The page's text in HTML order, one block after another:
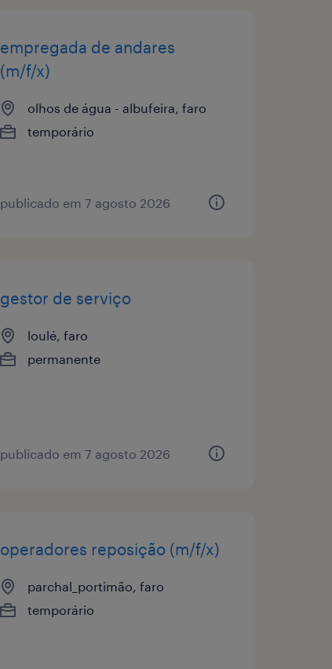
empregada de andares
(m/f/x)
olhos de água - albufeira, faro
temporário
publicado em 7 agosto 2026
gestor de serviço
loulé, faro
permanente
publicado em 7 agosto 2026
operadores reposição (m/f/x)
parchal_portimão, faro
temporário